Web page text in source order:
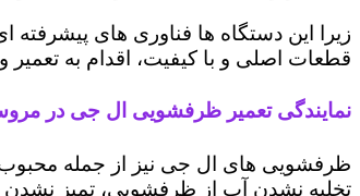
زیرا این دستگاه ها فناوری های پیشرفته
قطعات اصلی و با کیفیت، اقدام به
نمایندگی تعمیر ظرفشویی ال جی در
ظرفشویی های ال جی نیز از جمله
تخلیه نشدن آب از ظرفشویی، تمیز